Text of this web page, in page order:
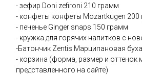
- зефир Doni zefironi 210 грамм
- конфеты конфеты Mozartkugen 200
- печенье Ginger snaps 150 грамм
- кружка для горячих напитков с
-Батончик Zentis Марципановая
- корзина (форма, размер и оттенок
представленного на сайте)